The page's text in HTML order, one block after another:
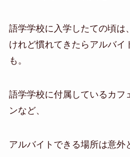
語学学校に入学したての頃は
けれど慣れてきたらアルバイ
も。
語学学校に付属しているカフ
ンなど、
アルバイトできる場所は意外